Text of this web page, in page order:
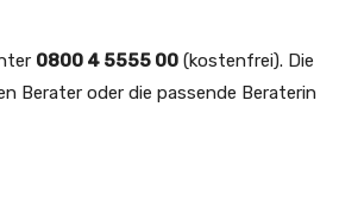
0800 4 5555 00 (kostenfrei). Die
Berater oder die passende Beraterin